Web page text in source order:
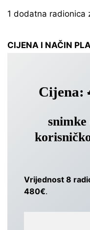
1 dodatna radionica
CIJENA I NAČIN
Cijena:
snimke
Vrijednost 8
480€.